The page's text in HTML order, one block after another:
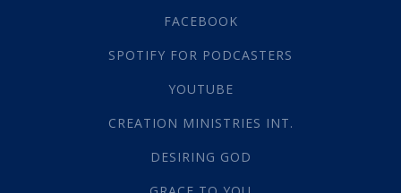
Die Onse Vader(12)
God(392)
Afgode(23)
Almag(1)
Alomteenwoordig
FACEBOOK
SPOTIFY FOR PODCASTERS
YOUTUBE
CREATION MINISTRIES INT.
DESIRING GOD